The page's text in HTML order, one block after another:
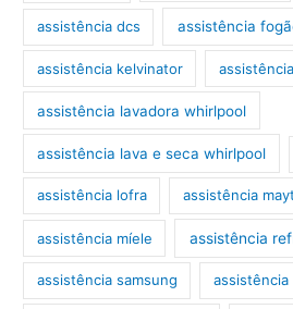
assistência dcs assistência
assistência kelvinator
assistência lavadora whirlpool
assistência lava e seca whirlpool
assistência lofra assistência
assistência míele assistência
assistência samsung assistência